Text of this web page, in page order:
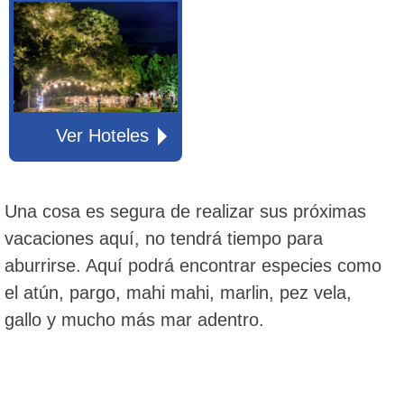
Ver Hoteles
Una cosa es segura de realizar sus próximas
vacaciones aquí, no tendrá tiempo para
aburrirse. Aquí podrá encontrar especies como
el atún, pargo, mahi mahi, marlin, pez vela,
gallo y mucho más mar adentro.